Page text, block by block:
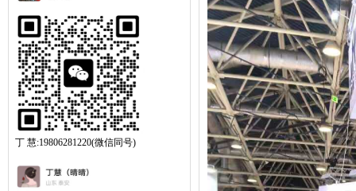
丁 慧:19806281220(微信同号)